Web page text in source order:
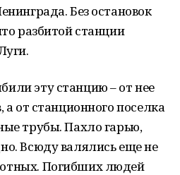
Без остановок
разбитой станции
эту станцию – от нее
а от станционного поселка
трубы. Пахло гарью,
Всюду валялись еще не
Погибших людей